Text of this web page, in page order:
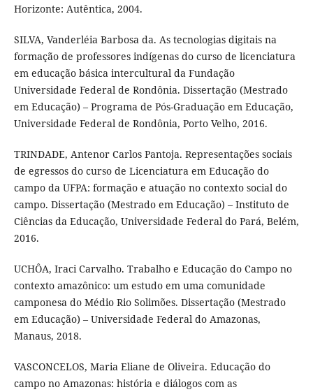
Horizonte: Autêntica, 2004.
SILVA, Vanderléia Barbosa da. As tecnologias digitais na
formação de professores indígenas do curso de licenciatura
em educação básica intercultural da Fundação
Universidade Federal de Rondônia. Dissertação (Mestrado
em Educação) – Programa de Pós-Graduação em Educação,
Universidade Federal de Rondônia, Porto Velho, 2016.
TRINDADE, Antenor Carlos Pantoja. Representações sociais
de egressos do curso de Licenciatura em Educação do
campo da UFPA: formação e atuação no contexto social do
campo. Dissertação (Mestrado em Educação) – Instituto de
Ciências da Educação, Universidade Federal do Pará, Belém,
2016.
UCHÔA, Iraci Carvalho. Trabalho e Educação do Campo no
contexto amazônico: um estudo em uma comunidade
camponesa do Médio Rio Solimões. Dissertação (Mestrado
em Educação) – Universidade Federal do Amazonas,
Manaus, 2018.
VASCONCELOS, Maria Eliane de Oliveira. Educação do
campo no Amazonas: história e diálogos com as